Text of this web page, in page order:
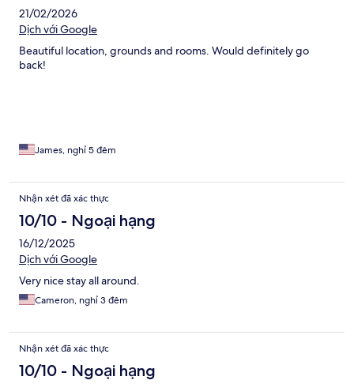
21/02/2026
Dịch với Google
Beautiful location, grounds and rooms. Would definitely go
back!
James, nghỉ 5 đêm
Nhận xét đã xác thực
10/10 - Ngoại hạng
16/12/2025
Dịch với Google
Very nice stay all around.
Cameron, nghỉ 3 đêm
Nhận xét đã xác thực
10/10 - Ngoại hạng